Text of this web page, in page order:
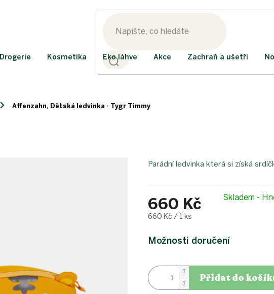
Drogerie Kosmetika Eko láhve Akce Zachraň a ušetři
Affenzahn, Dětská ledvinka - Tygr Timmy
660 Kč
Měrná
660 Kč / 1 ks
Skladem -
Možnosti doručení
Přidat do
Parádní ledvinka která si získá